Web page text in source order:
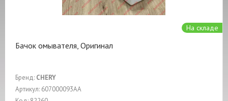
На складе
Бачок омывателя, Оригинал
Бренд: CHERY
Артикул: 607000093AA